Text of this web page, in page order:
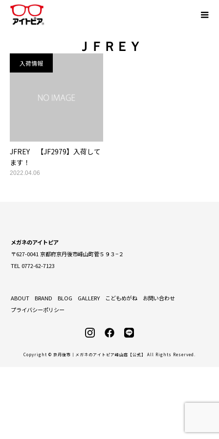
ＪＦＲＥＹ
入荷情報
JFREY 【JF2979】入荷して
ます！
2022.04.06
メガネのアイトピア
〒627-0041 京都府京丹後市峰山町菅５９３−２
TEL 0772-62-7123
ABOUT BRAND BLOG GALLERY こどもめがね
お問い合わせ
プライバシーポリシー
Copyright © 京丹後市｜メガネのアイトピア峰山店【公式】 All Rights Reserved.